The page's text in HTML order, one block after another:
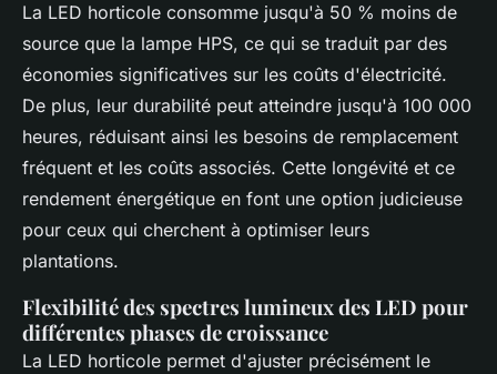
La LED horticole consomme jusqu'à 50 % moins de
source que la lampe HPS, ce qui se traduit par des
économies significatives sur les coûts d'électricité.
De plus, leur durabilité peut atteindre jusqu'à 100 000
heures, réduisant ainsi les besoins de remplacement
fréquent et les coûts associés. Cette longévité et ce
rendement énergétique en font une option judicieuse
pour ceux qui cherchent à optimiser leurs
plantations.
Flexibilité des spectres lumineux des LED pour
différentes phases de croissance
La LED horticole permet d'ajuster précisément le